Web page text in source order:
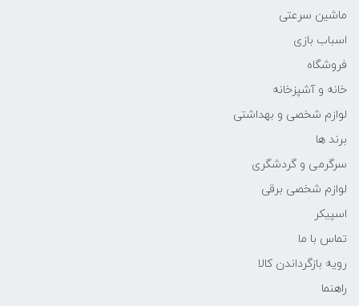
ماشین سرعتی
اسباب بازی
فروشگاه
خانه و آشپزخانه
لوازم شخصی و بهداشتی
برند ها
سرگرمی و گردشگری
لوازم شخصی برقی
اسپیکر
تماس با ما
رویه بازگرداندن کالا
راهنما